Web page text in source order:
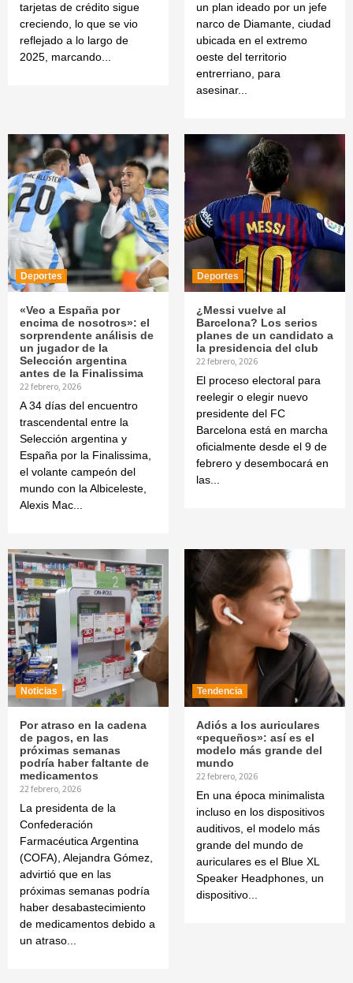
tarjetas de crédito sigue
creciendo, lo que se vio
reflejado a lo largo de
2025, marcando...
un plan ideado por un jefe
narco de Diamante, ciudad
ubicada en el extremo
oeste del territorio
entrerriano, para
asesinar...
Deportes
«Veo a España por
encima de nosotros»: el
sorprendente análisis de
un jugador de la
Selección argentina
antes de la Finalissima
22 febrero, 2026
A 34 días del encuentro
trascendental entre la
Selección argentina y
España por la Finalissima,
el volante campeón del
mundo con la Albiceleste,
Alexis Mac...
Deportes
¿Messi vuelve al
Barcelona? Los serios
planes de un candidato a
la presidencia del club
22 febrero, 2026
El proceso electoral para
reelegir o elegir nuevo
presidente del FC
Barcelona está en marcha
oficialmente desde el 9 de
febrero y desembocará en
las...
Noticias
Por atraso en la cadena
de pagos, en las
próximas semanas
podría haber faltante de
medicamentos
22 febrero, 2026
La presidenta de la
Confederación
Farmacéutica Argentina
(COFA), Alejandra Gómez,
advirtió que en las
próximas semanas podría
haber desabastecimiento
de medicamentos debido a
un atraso...
Tendencia
Adiós a los auriculares
«pequeños»: así es el
modelo más grande del
mundo
22 febrero, 2026
En una época minimalista
incluso en los dispositivos
auditivos, el modelo más
grande del mundo de
auriculares es el Blue XL
Speaker Headphones, un
dispositivo...